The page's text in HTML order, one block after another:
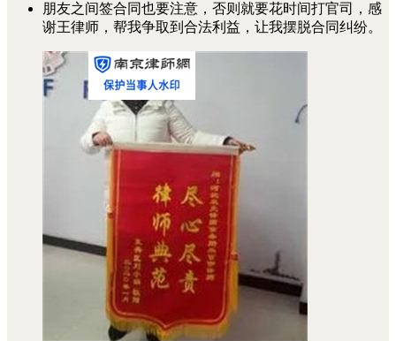
朋友之间签合同也要注意，否则就要花时间打官司，感
谢王律师，帮我争取到合法利益，让我摆脱合同纠纷。